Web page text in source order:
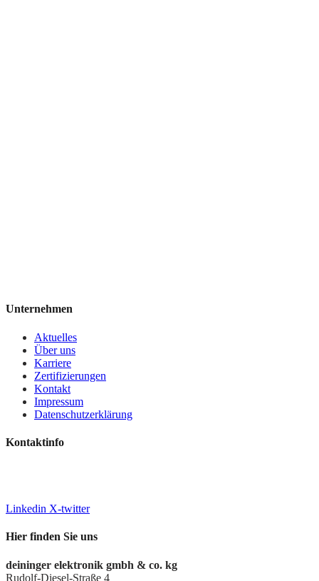
Unternehmen
Aktuelles
Über uns
Karriere
Zertifizierungen
Kontakt
Impressum
Datenschutzerklärung
Kontaktinfo
Linkedin X-twitter
Hier finden Sie uns
deininger elektronik gmbh & co. kg
Rudolf-Diesel-Straße 4